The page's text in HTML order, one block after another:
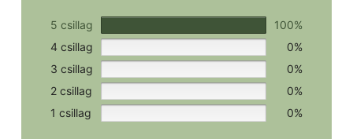
5 csillag
100%
4 csillag
0%
3 csillag
0%
2 csillag
0%
1 csillag
0%